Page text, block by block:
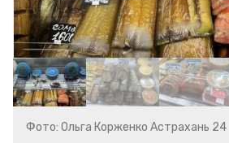
Фото: Ольга Корженко Астрахань 24